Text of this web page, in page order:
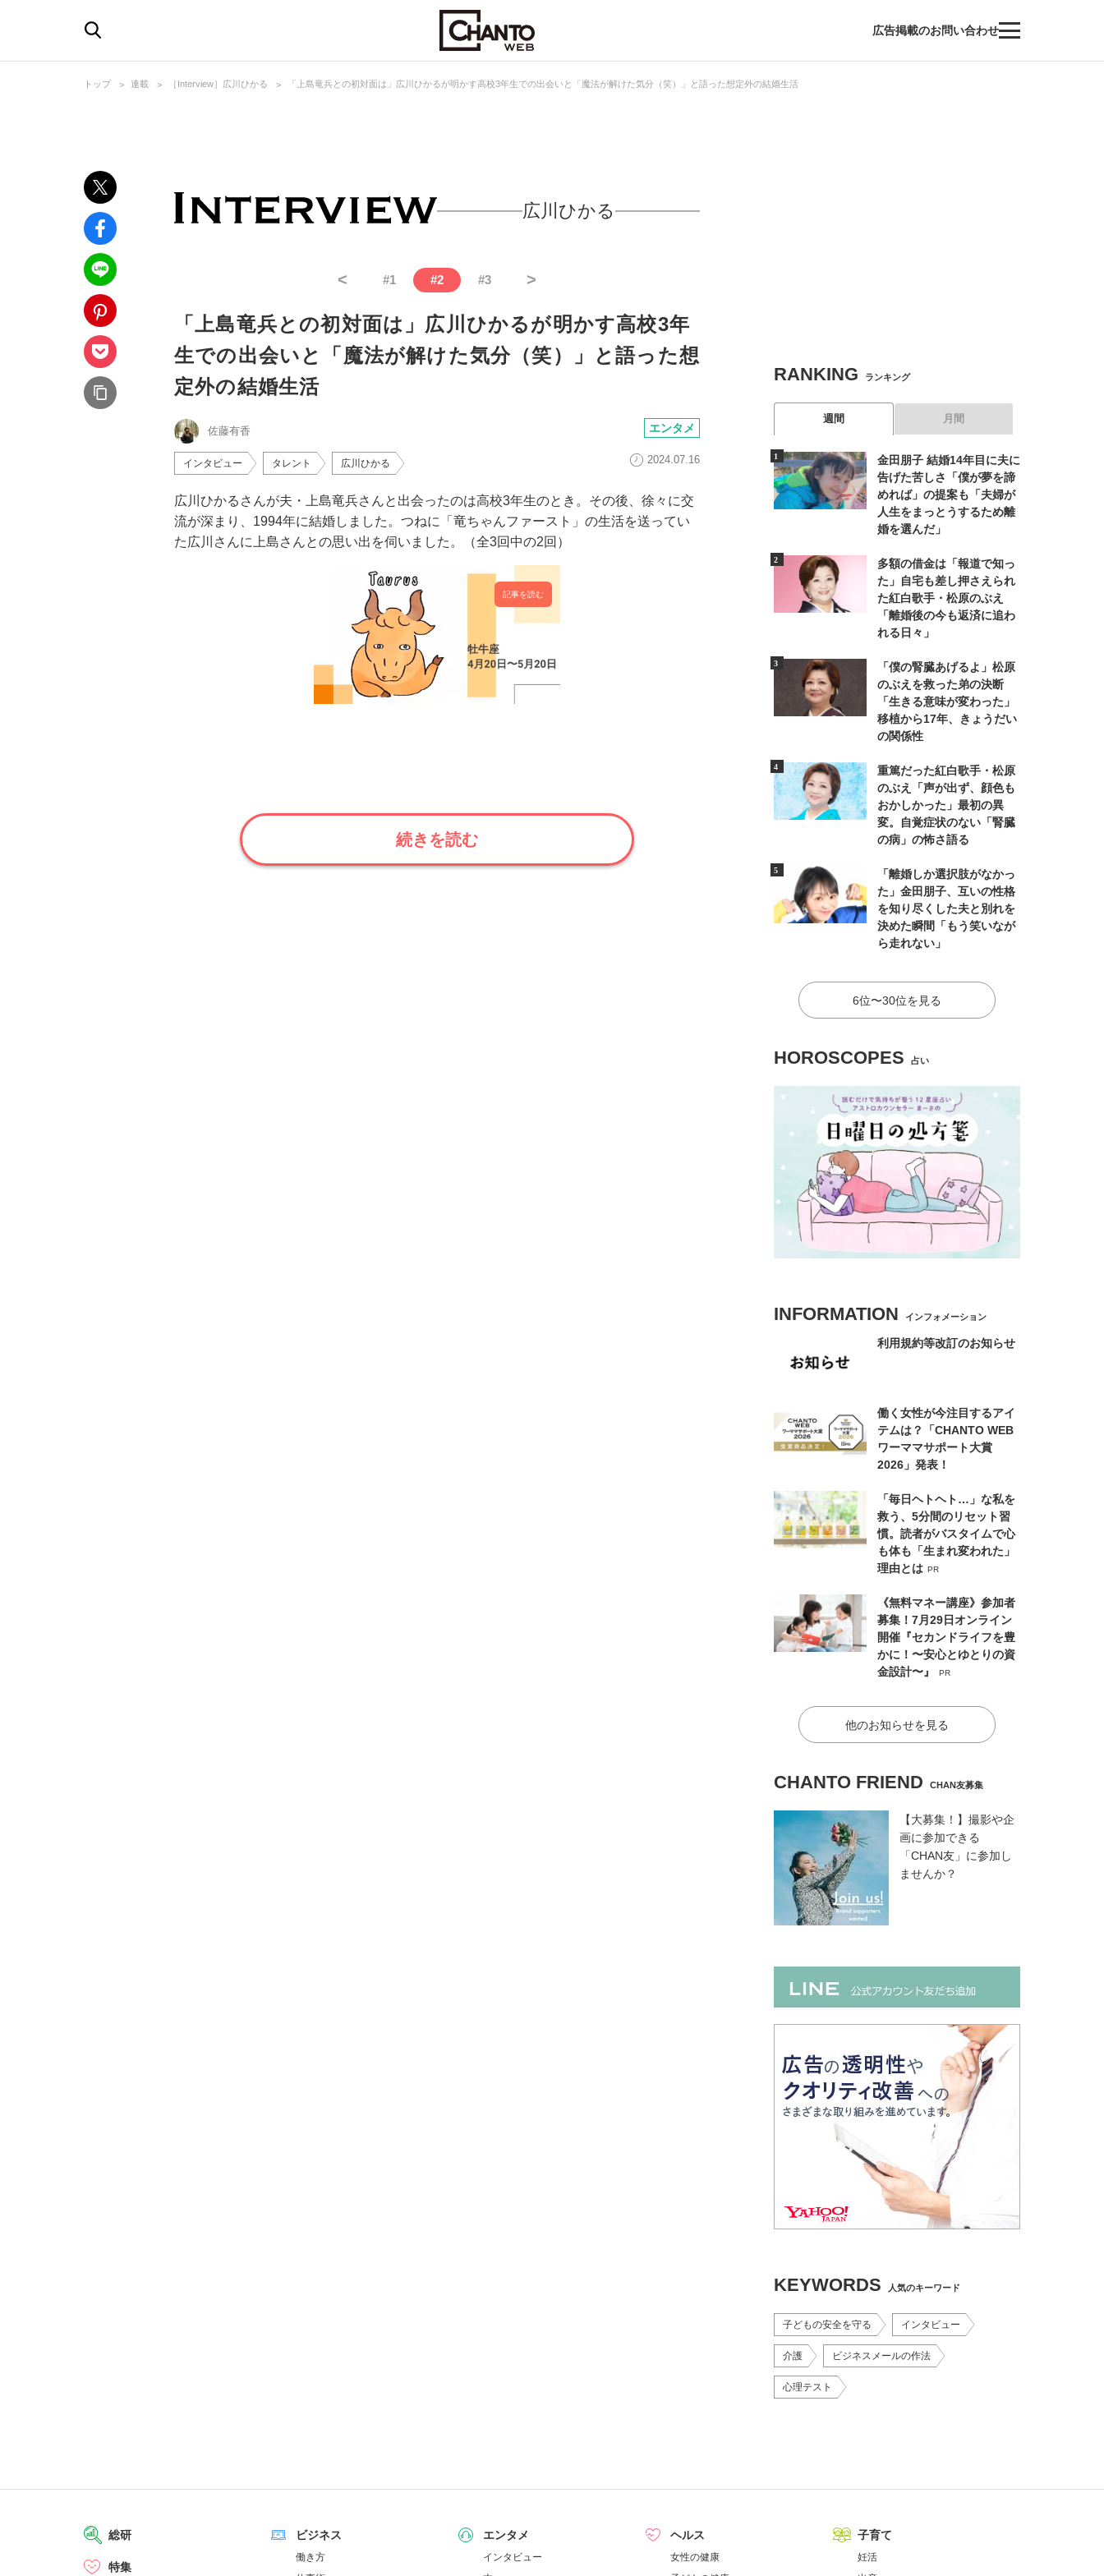
広告掲載のお問い合わせ
トップ 連載 ［Interview］広川ひかる 「上島竜兵との初対面は」広川ひかるが明かす高校3年生での出会いと「魔法が解けた気分（笑）」と語った想定外の結婚生活
広川ひかる
< #1 #2 #3 >
「上島竜兵との初対面は」広川ひかるが明かす高校3年
生での出会いと「魔法が解けた気分（笑）」と語った想
定外の結婚生活
佐藤有香 エンタメ
インタビュー タレント 広川ひかる 2024.07.16
広川ひかるさんが夫・上島竜兵さんと出会ったのは高校3年生のとき。その後、徐々に交
流が深まり、1994年に結婚しました。つねに「竜ちゃんファースト」の生活を送ってい
た広川さんに上島さんとの思い出を伺いました。（全3回中の2回）
記事を読む
続きを読む
RANKING ランキング
週間 月間
金田朋子 結婚14年目に夫に
告げた苦しさ「僕が夢を諦
めれば」の提案も「夫婦が
人生をまっとうするため離
婚を選んだ」
多額の借金は「報道で知っ
た」自宅も差し押さえられ
た紅白歌手・松原のぶえ
「離婚後の今も返済に追わ
れる日々」
「僕の腎臓あげるよ」松原
のぶえを救った弟の決断
「生きる意味が変わった」
移植から17年、きょうだい
の関係性
重篤だった紅白歌手・松原
のぶえ「声が出ず、顔色も
おかしかった」最初の異
変。自覚症状のない「腎臓
の病」の怖さ語る
「離婚しか選択肢がなかっ
た」金田朋子、互いの性格
を知り尽くした夫と別れを
決めた瞬間「もう笑いなが
ら走れない」
6位〜30位を見る
HOROSCOPES 占い
INFORMATION インフォメーション
利用規約等改訂のお知らせ
働く女性が今注目するアイ
テムは？「CHANTO WEB
ワーママサポート大賞
2026」発表！
「毎日ヘトヘト…」な私を
救う、5分間のリセット習
慣。読者がバスタイムで心
も体も「生まれ変われた」
理由とは PR
《無料マネー講座》参加者
募集！7月29日オンライン
開催『セカンドライフを豊
かに！〜安心とゆとりの資
金設計〜』
PR
他のお知らせを見る
CHANTO FRIEND CHAN友募集
【大募集！】撮影や企
画に参加できる
「CHAN友」に参加し
ませんか？
KEYWORDS 人気のキーワード
子どもの安全を守る インタビュー
介護 ビジネスメールの作法
心理テスト
総研
特集
ビジネス
働き方
エンタメ
インタビュー
ヘルス
女性の健康
子育て
妊活